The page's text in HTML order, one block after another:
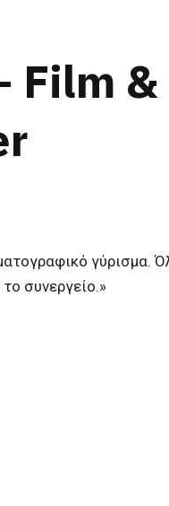
Film &
γύρισμα.
συνεργείο.»